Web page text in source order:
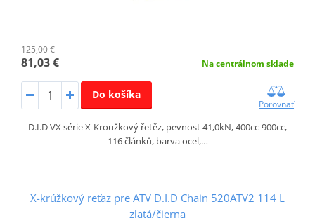
125,00 €
81,03 € Na centrálnom sklade
Do košíka
Porovnať
D.I.D VX série X-Kroužkový řetěz, pevnost 41,0kN, 400cc-900cc,
116 článků, barva ocel,…
X-krúžkový reťaz pre ATV D.I.D Chain 520ATV2 114 L
zlatá/čierna